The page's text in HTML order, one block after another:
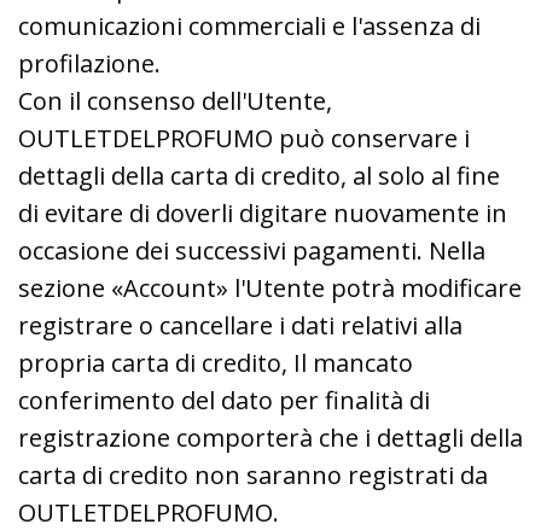
comunicazioni commerciali e l'assenza di
profilazione.
Con il consenso dell'Utente,
OUTLETDELPROFUMO può conservare i
dettagli della carta di credito, al solo al fine
di evitare di doverli digitare nuovamente in
occasione dei successivi pagamenti. Nella
sezione «Account» l'Utente potrà modificare
registrare o cancellare i dati relativi alla
propria carta di credito, Il mancato
conferimento del dato per finalità di
registrazione comporterà che i dettagli della
carta di credito non saranno registrati da
OUTLETDELPROFUMO.